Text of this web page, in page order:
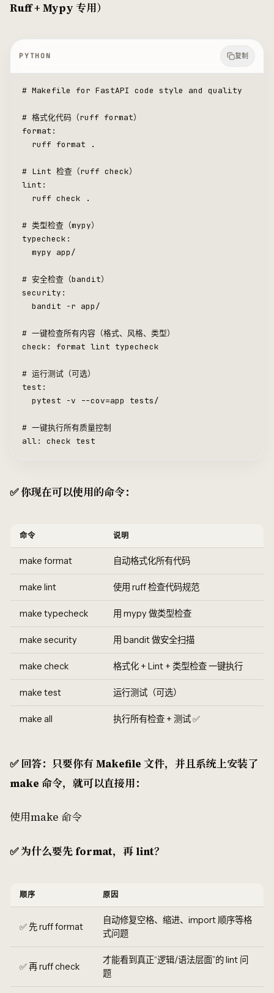
Ruff + Mypy 专用）
PYTHON 复制
# Makefile for FastAPI code style and quality
# 格式化代码（ruff format）
format :
	ruff
format .
# Lint 检查（ruff check）
lint:
	ruff check .
# 类型检查（mypy）
typecheck:
	mypy app
/
# 安全检查（bandit）
security:
	bandit
-r app/
# 一键检查所有内容（格式、风格、类型）
check: format lint typecheck
# 运行测试（可选）
test:
	pytest
-v --cov=app tests/
# 一键执行所有质量控制
all: check test
✅ 你现在可以使用的命令：
命令 说明
make format 自动格式化所有代码
make lint 使用 ruff 检查代码规范
make typecheck 用 mypy 做类型检查
make security 用 bandit 做安全扫描
make check 格式化 + Lint + 类型检查 一键执行
make test 运行测试（可选）
make all 执行所有检查 + 测试 ✅
✅ 回答：只要你有 Makefile 文件，并且系统上安装了
make 命令，就可以直接用：
使用make 命令
✅ 为什么要先 format，再 lint？
顺序 原因
✅ 先 ruff format
自动修复空格、缩进、import 顺序等格
式问题
✅ 再 ruff check
才能看到真正“逻辑/语法层面”的 lint 问
题